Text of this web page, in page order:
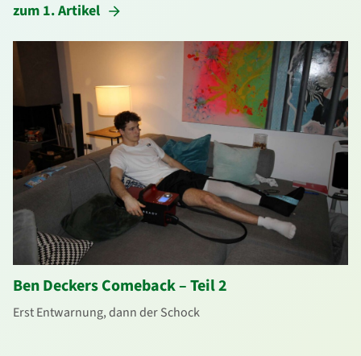
zum 1. Artikel
Ben Deckers Comeback – Teil 2
Erst Entwarnung, dann der Schock